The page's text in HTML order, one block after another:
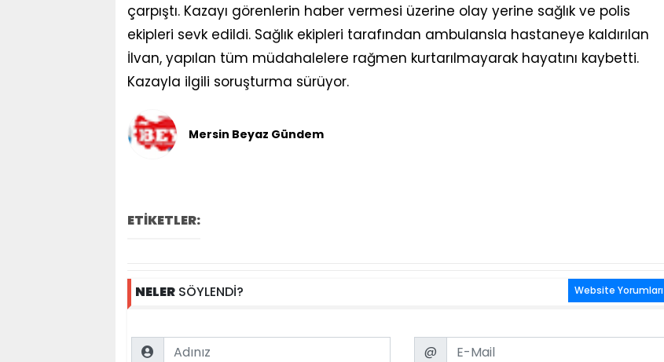
çarpıştı. Kazayı görenlerin haber vermesi üzerine olay yerine sağlık ve polis
ekipleri sevk edildi. Sağlık ekipleri tarafından ambulansla hastaneye kaldırılan
İlvan, yapılan tüm müdahalelere rağmen kurtarılmayarak hayatını kaybetti.
Kazayla ilgili soruşturma sürüyor.
Mersin Beyaz Gündem
ETİKETLER:
NELER SÖYLENDİ? Website Yorumları
Name Email
@